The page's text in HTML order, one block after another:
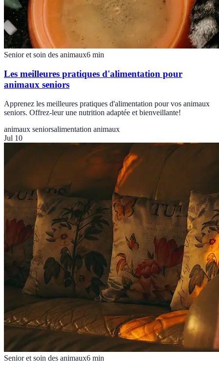
Senior et soin des animaux6 min
Les meilleures pratiques d'alimentation pour
animaux seniors
Apprenez les meilleures pratiques d'alimentation pour vos animaux
seniors. Offrez-leur une nutrition adaptée et bienveillante!
animaux seniorsalimentation animaux
Jul 10
Senior et soin des animaux6 min